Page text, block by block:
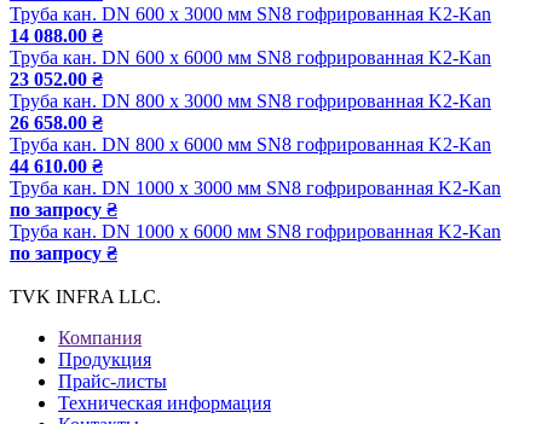
Труба кан. DN 600 x 3000 мм SN8 гофрированная K2-Kan
14 088.00 ₴
Труба кан. DN 600 x 6000 мм SN8 гофрированная K2-Kan
23 052.00 ₴
Труба кан. DN 800 x 3000 мм SN8 гофрированная K2-Kan
26 658.00 ₴
Труба кан. DN 800 x 6000 мм SN8 гофрированная K2-Kan
44 610.00 ₴
Труба кан. DN 1000 x 3000 мм SN8 гофрированная K2-Kan
по запросу ₴
Труба кан. DN 1000 x 6000 мм SN8 гофрированная K2-Kan
по запросу ₴
TVK INFRA LLC.
Компания
Продукция
Прайс-листы
Техническая информация